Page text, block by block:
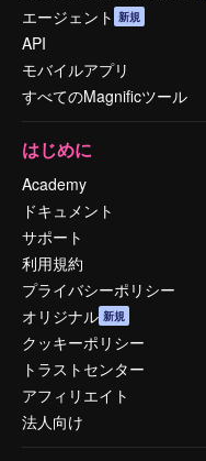
エージェント 新規
API
モバイルアプリ
すべてのMagnificツール
はじめに
Academy
ドキュメント
サポート
利用規約
プライバシーポリシー
オリジナル 新規
クッキーポリシー
トラストセンター
アフィリエイト
法人向け